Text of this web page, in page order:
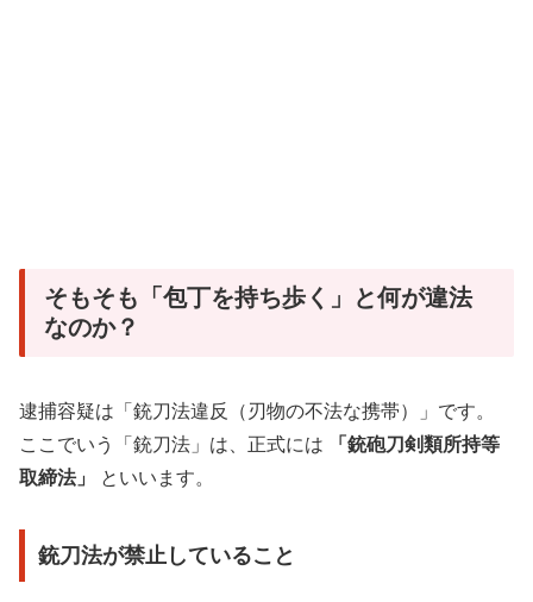
そもそも「包丁を持ち歩く」と何が違法
なのか？
逮捕容疑は「銃刀法違反（刃物の不法な携帯）」です。
ここでいう「銃刀法」は、正式には
「銃砲刀剣類所持等
取締法」
といいます。
銃刀法が禁止していること